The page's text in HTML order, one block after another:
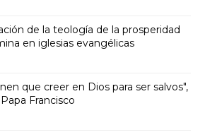
de la teología de la prosperidad
en iglesias evangélicas
que creer en Dios para ser salvos",
Francisco